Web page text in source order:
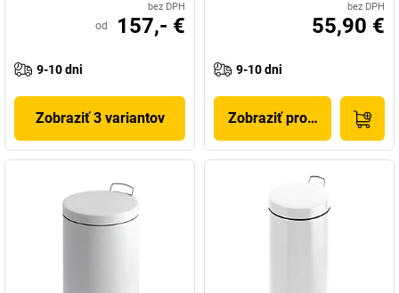
bez DPH
od 157,- €
9-10 dni
Zobraziť 3 variantov
bez DPH
55,90 €
9-10 dni
Zobraziť produkt